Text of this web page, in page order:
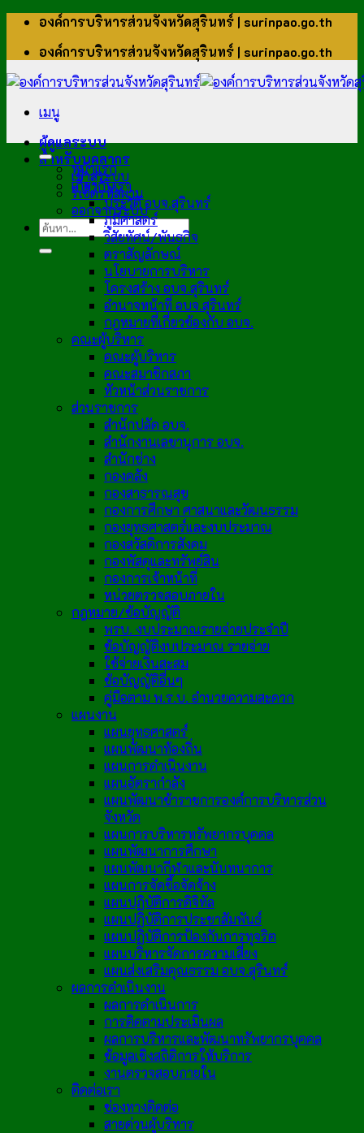
ข้าม
เนื้อหา
องค์การบริหารส่วนจังหวัดสุรินทร์ | surinpao.go.th
องค์การบริหารส่วนจังหวัดสุรินทร์ | surinpao.go.th
เมนู
ผู้ดูแลระบบ
สำหรับบุคลากร
เข้าสู่ระบบ
รีเซ็ตรหัสผ่าน
ออกจากระบบ
หน้าแรก
เกี่ยวกับเรา
ประวัติ อบจ.สุรินทร์
ภูมิศาสตร์
วิสัยทัศน์/พันธกิจ
ตราสัญลักษณ์
นโยบายการบริหาร
โครงสร้าง อบจ.สุรินทร์
อำนาจหน้าที่ อบจ.สุรินทร์
กฎหมายที่เกี่ยวข้องกับ อบจ.
คณะผู้บริหาร
คณะผู้บริหาร
คณะสมาชิกสภา
หัวหน้าส่วนราชการ
ส่วนราชการ
สำนักปลัด อบจ.
สำนักงานเลขานุการ อบจ.
สำนักช่าง
กองคลัง
กองสาธารณสุข
กองการศึกษา ศาสนาและวัฒนธรรม
กองยุทธศาสตร์และงบประมาณ
กองสวัสดิการสังคม
กองพัสดุและทรัพย์สิน
กองการเจ้าหน้าที่
หน่วยตรวจสอบภายใน
กฎหมาย/ข้อบัญญัติ
พรบ. งบประมาณรายจ่ายประจำปี
ข้อบัญญัติงบประมาณ รายจ่าย
ใช้จ่ายเงินสะสม
ข้อบัญญัติอื่นๆ
คู่มือตาม พ.ร.บ. อำนวยความสะดวก
แผนงาน
แผนยุทธศาสตร์
แผนพัฒนาท้องถิ่น
แผนการดำเนินงาน
แผนอัตรากำลัง
แผนพัฒนาข้าราชการองค์การบริหารส่วน
จังหวัด
แผนการบริหารทรัพยากรบุคคล
แผนพัฒนาการศึกษา
แผนพัฒนากีฬาและนันทนาการ
แผนการจัดซื้อจัดจ้าง
แผนปฏิบัติการดิจิทัล
แผนปฏิบัติการประชาสัมพันธ์
แผนปฏิบัติการป้องกันการทุจริต
แผนบริหารจัดการความเสี่ยง
แผนส่งเสริมคุณธรรม อบจ.สุรินทร์
ผลการดำเนินงาน
ผลการดำเนินการ
การติดตามประเมินผล
ผลการบริหารและพัฒนาทรัพยากรบุคคล
ข้อมูลเชิงสถิติการให้บริการ
งานตรวจสอบภายใน
ติดต่อเรา
ช่องทางติดต่อ
สายด่วนผู้บริหาร